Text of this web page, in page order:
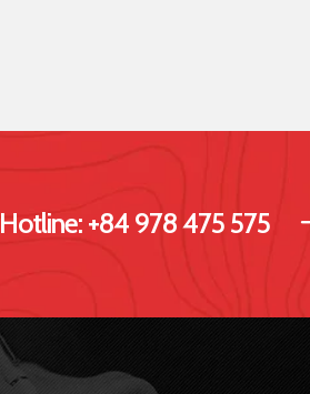
Hotline: +84 978 475 575